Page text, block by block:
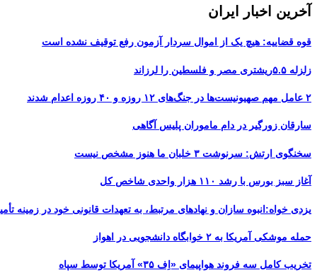
آخرین اخبار ایران
قوه قضاییه: هیچ یک از اموال سردار آزمون رفع توقیف نشده است
زلزله ۵.۵ریشتری مصر و فلسطین را لرزاند
۲ عامل مهم صهیونیست‌ها در جنگ‌های ۱۲ روزه و ۴۰ روزه اعدام شدند
سارقان زورگیر در دام ماموران پلیس آگاهی
سخنگوی ارتش: سرنوشت ۳ خلبان ما هنوز مشخص نیست
آغاز سبز بورس با رشد ۱۱۰ هزار واحدی شاخص کل
یزدی خواه:انبوه سازان و نهادهای مرتبط، به تعهدات قانونی خود در زمینه
حمله موشکی آمریکا به ۲ خوابگاه دانشجویی در اهواز
تخریب کامل سه فروند هواپیمای «اِف ۳۵» آمریکا توسط سپاه